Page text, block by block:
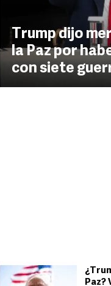
Trump dijo
la Paz por
con siete
Paz?